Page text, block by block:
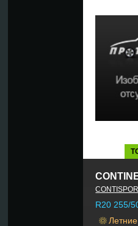
R20 255/
Летние